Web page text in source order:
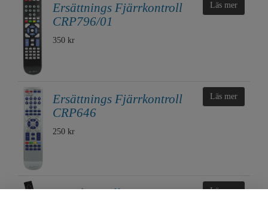
Ersättnings Fjärrkontroll
CRP796/01
350 kr
Läs mer
Ersättnings Fjärrkontroll
CRP646
250 kr
Läs mer
Fjärrkontroll
Läs mer